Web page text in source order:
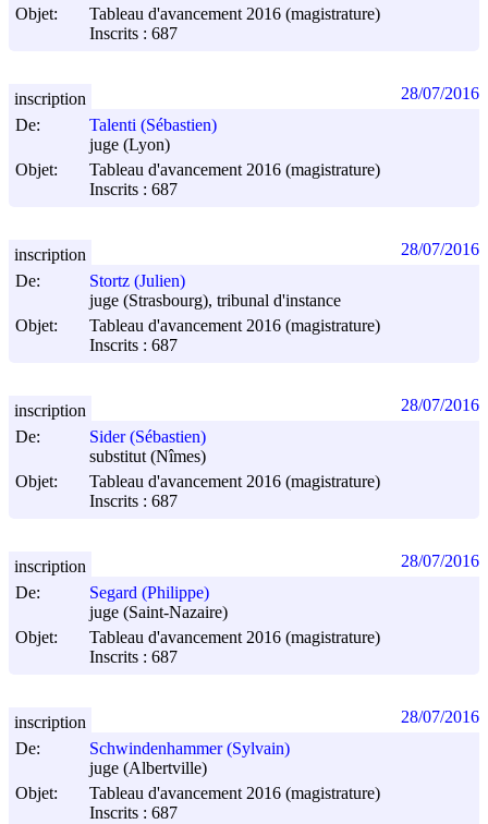
Objet:
Tableau d'avancement 2016 (magistrature)
Inscrits : 687
De:
Talenti (Sébastien)
juge (Lyon)
Objet:
Tableau d'avancement 2016 (magistrature)
Inscrits : 687
inscription 28/07/2016
De:
Stortz (Julien)
juge (Strasbourg), tribunal d'instance
Objet:
Tableau d'avancement 2016 (magistrature)
Inscrits : 687
inscription 28/07/2016
De:
Sider (Sébastien)
substitut (Nîmes)
Objet:
Tableau d'avancement 2016 (magistrature)
Inscrits : 687
inscription 28/07/2016
De:
Segard (Philippe)
juge (Saint-Nazaire)
Objet:
Tableau d'avancement 2016 (magistrature)
Inscrits : 687
inscription 28/07/2016
De:
Schwindenhammer (Sylvain)
juge (Albertville)
Objet:
Tableau d'avancement 2016 (magistrature)
Inscrits : 687
inscription 28/07/2016